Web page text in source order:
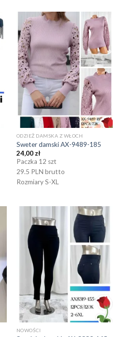
ODZIEŻ DAMSKA Z WŁOCH
Sweter damski AX-9489-185
24,00 zł
Paczka 12 szt
29.5 PLN brutto
Rozmiary S-XL
NOWOŚCI